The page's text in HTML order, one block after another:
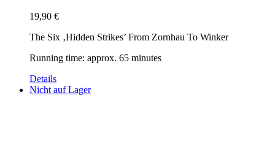
19,90 €
The Six ‚Hidden Strikes’ From Zornhau To Winker
Running time: approx. 65 minutes
Details
Nicht auf Lager